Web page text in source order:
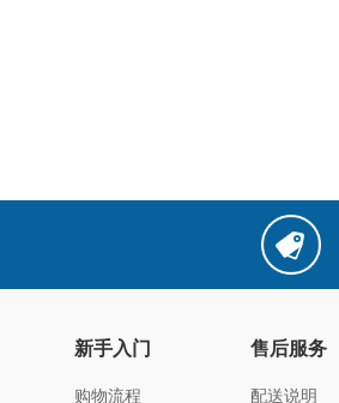
新手入门
购物流程
售后服务
配送说明